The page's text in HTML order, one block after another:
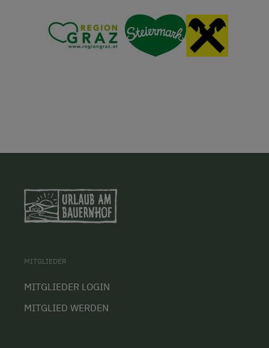
MITGLIEDER
MITGLIEDER LOGIN
MITGLIED WERDEN